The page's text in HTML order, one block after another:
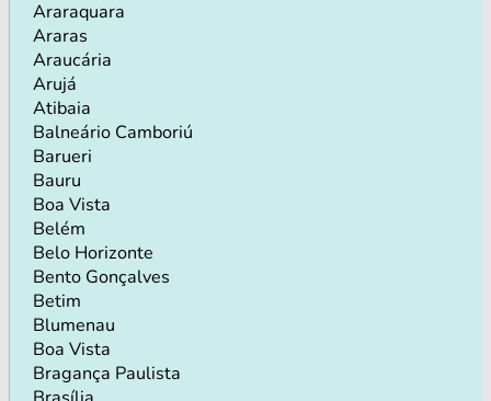
Araraquara
Araras
Araucária
Arujá
Atibaia
Balneário Camboriú
Barueri
Bauru
Boa Vista
Belém
Belo Horizonte
Bento Gonçalves
Betim
Blumenau
Boa Vista
Bragança Paulista